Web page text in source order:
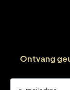
Ontvang